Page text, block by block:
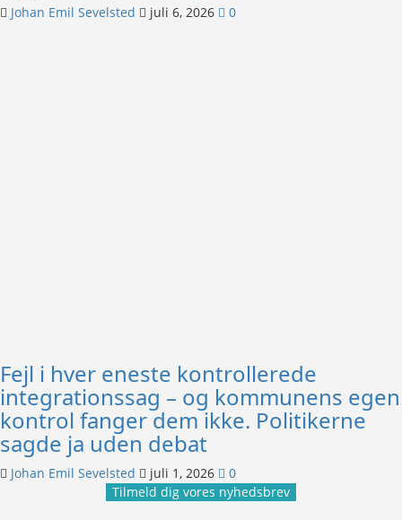
Johan Emil Sevelsted juli 6, 2026 0
Fejl i hver eneste kontrollerede
integrationssag – og kommunens egen
kontrol fanger dem ikke. Politikerne
sagde ja uden debat
Johan Emil Sevelsted juli 1, 2026
0
Tilmeld dig vores nyhedsbrev